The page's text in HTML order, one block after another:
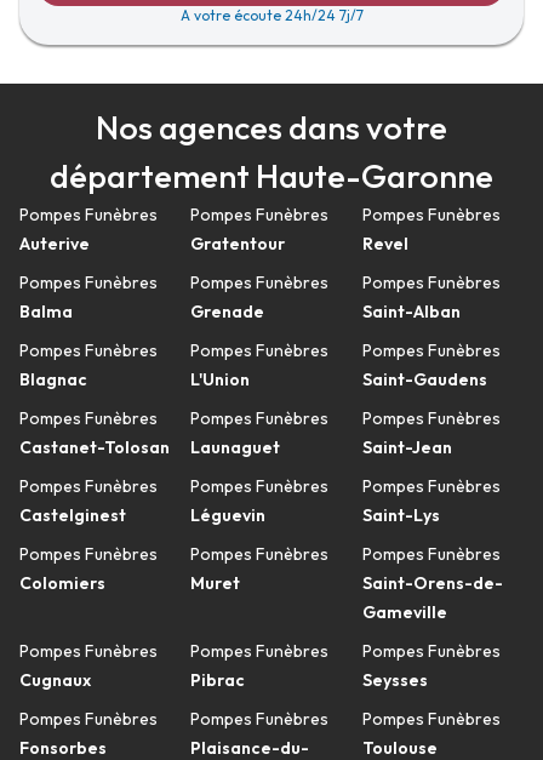
A votre écoute 24h/24 7j/7
Nos agences dans votre
département Haute-Garonne
Pompes Funèbres
Auterive
Pompes Funèbres
Balma
Pompes Funèbres
Blagnac
Pompes Funèbres
Castanet-Tolosan
Pompes Funèbres
Castelginest
Pompes Funèbres
Colomiers
Pompes Funèbres
Cugnaux
Pompes Funèbres
Fonsorbes
Pompes Funèbres
Gratentour
Pompes Funèbres
Grenade
Pompes Funèbres
L'Union
Pompes Funèbres
Launaguet
Pompes Funèbres
Léguevin
Pompes Funèbres
Muret
Pompes Funèbres
Pibrac
Pompes Funèbres
Plaisance-du-
Pompes Funèbres
Revel
Pompes Funèbres
Saint-Alban
Pompes Funèbres
Saint-Gaudens
Pompes Funèbres
Saint-Jean
Pompes Funèbres
Saint-Lys
Pompes Funèbres
Saint-Orens-de-
Gameville
Pompes Funèbres
Seysses
Pompes Funèbres
Toulouse